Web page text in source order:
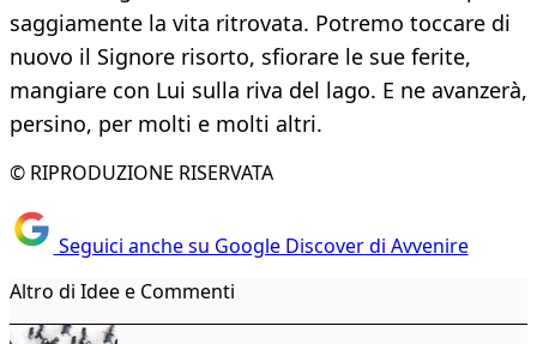
saggiamente la vita ritrovata. Potremo toccare di
nuovo il Signore risorto, sfiorare le sue ferite,
mangiare con Lui sulla riva del lago. E ne avanzerà,
persino, per molti e molti altri.
© RIPRODUZIONE RISERVATA
Seguici anche su Google Discover di Avvenire
Altro di Idee e Commenti